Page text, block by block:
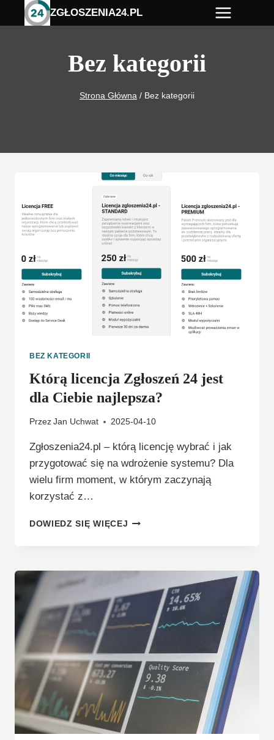
Przejdź
do
ZGŁOSZENIA24.PL
Bez kategorii
Strona Główna / Bez kategorii
BEZ KATEGORII
Którą licencja Zgłoszeń 24 jest
dla Ciebie najlepsza?
Przez Jan Uchwat 2025-04-10
Zgłoszenia24.pl – którą licencję wybrać i jak
przygotować się na wdrożenie systemu? Dla
wielu firm moment, w którym zaczynają
korzystać z…
DOWIEDZ SIĘ WIĘCEJ KTÓRĄ
JEST
CIEBIE
NAJLEPSZA?